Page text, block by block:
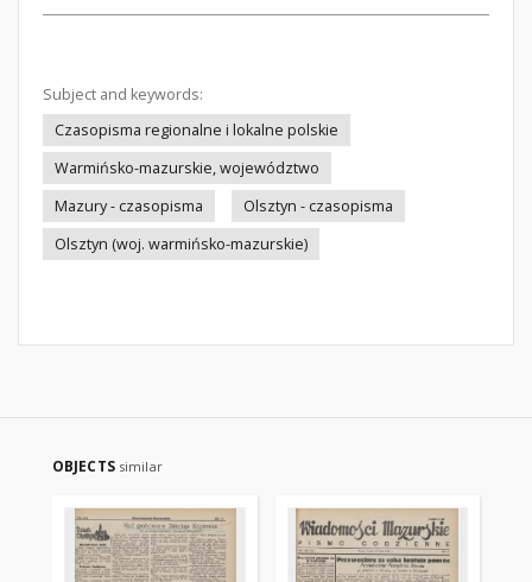
Subject and keywords:
Czasopisma regionalne i lokalne polskie
Warmińsko-mazurskie, województwo
Mazury - czasopisma
Olsztyn - czasopisma
Olsztyn (woj. warmińsko-mazurskie)
OBJECTS similar